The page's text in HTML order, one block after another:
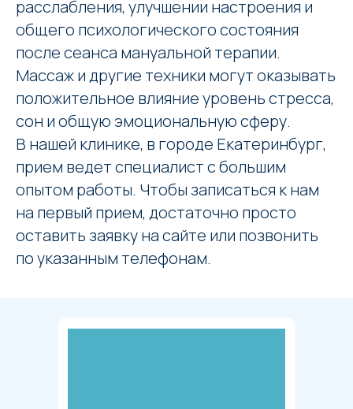
расслабления, улучшении настроения и
общего психологического состояния
после сеанса мануальной терапии.
Массаж и другие техники могут оказывать
положительное влияние уровень стресса,
сон и общую эмоциональную сферу.
В нашей клинике, в городе Екатеринбург,
прием ведет специалист с большим
опытом работы. Чтобы записаться к нам
на первый прием, достаточно просто
оставить заявку на сайте или позвонить
по указанным телефонам.